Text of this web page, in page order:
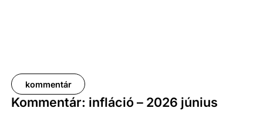
kommentár
Kommentár: infláció – 2026 június